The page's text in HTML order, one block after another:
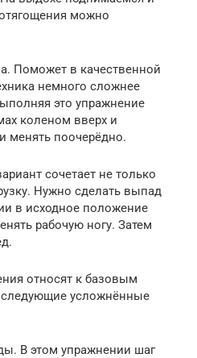
можно
Поможет в качественной
немного сложнее
это упражнение
коленом вверх и
менять поочерёдно.
сочетает не только
Нужно сделать выпад
в исходное положение
рабочую ногу. Затем
относят к базовым
следующие усложнённые
В этом упражнении шаг